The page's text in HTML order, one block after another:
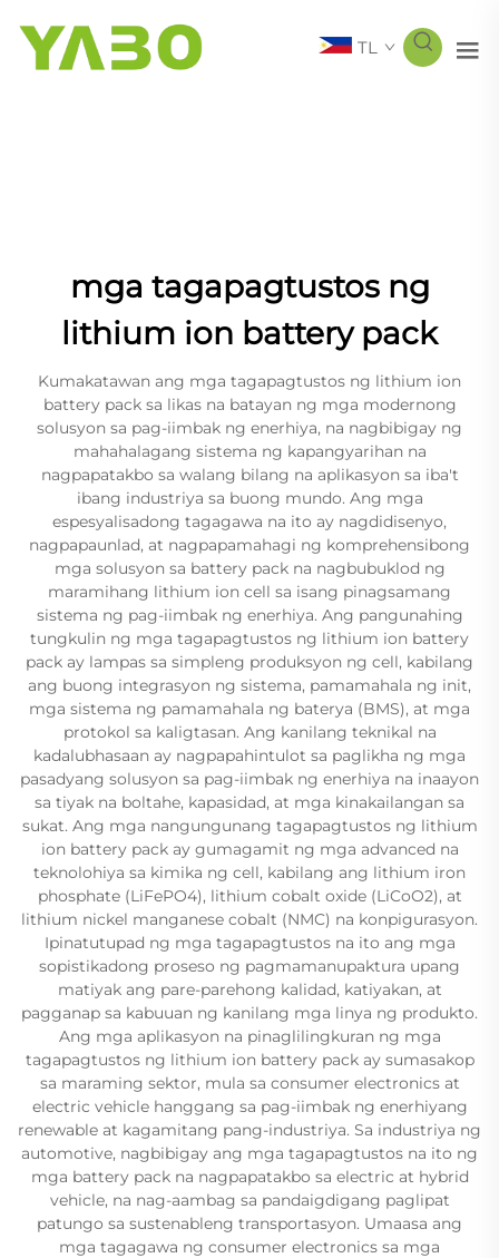
TL
mga tagapagtustos ng
lithium ion battery pack
Kumakatawan ang mga tagapagtustos ng lithium ion
battery pack sa likas na batayan ng mga modernong
solusyon sa pag-iimbak ng enerhiya, na nagbibigay ng
mahahalagang sistema ng kapangyarihan na
nagpapatakbo sa walang bilang na aplikasyon sa iba't
ibang industriya sa buong mundo. Ang mga
espesyalisadong tagagawa na ito ay nagdidisenyo,
nagpapaunlad, at nagpapamahagi ng komprehensibong
mga solusyon sa battery pack na nagbubuklod ng
maramihang lithium ion cell sa isang pinagsamang
sistema ng pag-iimbak ng enerhiya. Ang pangunahing
tungkulin ng mga tagapagtustos ng lithium ion battery
pack ay lampas sa simpleng produksyon ng cell, kabilang
ang buong integrasyon ng sistema, pamamahala ng init,
mga sistema ng pamamahala ng baterya (BMS), at mga
protokol sa kaligtasan. Ang kanilang teknikal na
kadalubhasaan ay nagpapahintulot sa paglikha ng mga
pasadyang solusyon sa pag-iimbak ng enerhiya na inaayon
sa tiyak na boltahe, kapasidad, at mga kinakailangan sa
sukat. Ang mga nangungunang tagapagtustos ng lithium
ion battery pack ay gumagamit ng mga advanced na
teknolohiya sa kimika ng cell, kabilang ang lithium iron
phosphate (LiFePO4), lithium cobalt oxide (LiCoO2), at
lithium nickel manganese cobalt (NMC) na konpigurasyon.
Ipinatutupad ng mga tagapagtustos na ito ang mga
sopistikadong proseso ng pagmamanupaktura upang
matiyak ang pare-parehong kalidad, katiyakan, at
pagganap sa kabuuan ng kanilang mga linya ng produkto.
Ang mga aplikasyon na pinaglilingkuran ng mga
tagapagtustos ng lithium ion battery pack ay sumasakop
sa maraming sektor, mula sa consumer electronics at
electric vehicle hanggang sa pag-iimbak ng enerhiyang
renewable at kagamitang pang-industriya. Sa industriya ng
automotive, nagbibigay ang mga tagapagtustos na ito ng
mga battery pack na nagpapatakbo sa electric at hybrid
vehicle, na nag-aambag sa pandaigdigang paglipat
patungo sa sustenableng transportasyon. Umaasa ang
mga tagagawa ng consumer electronics sa mga